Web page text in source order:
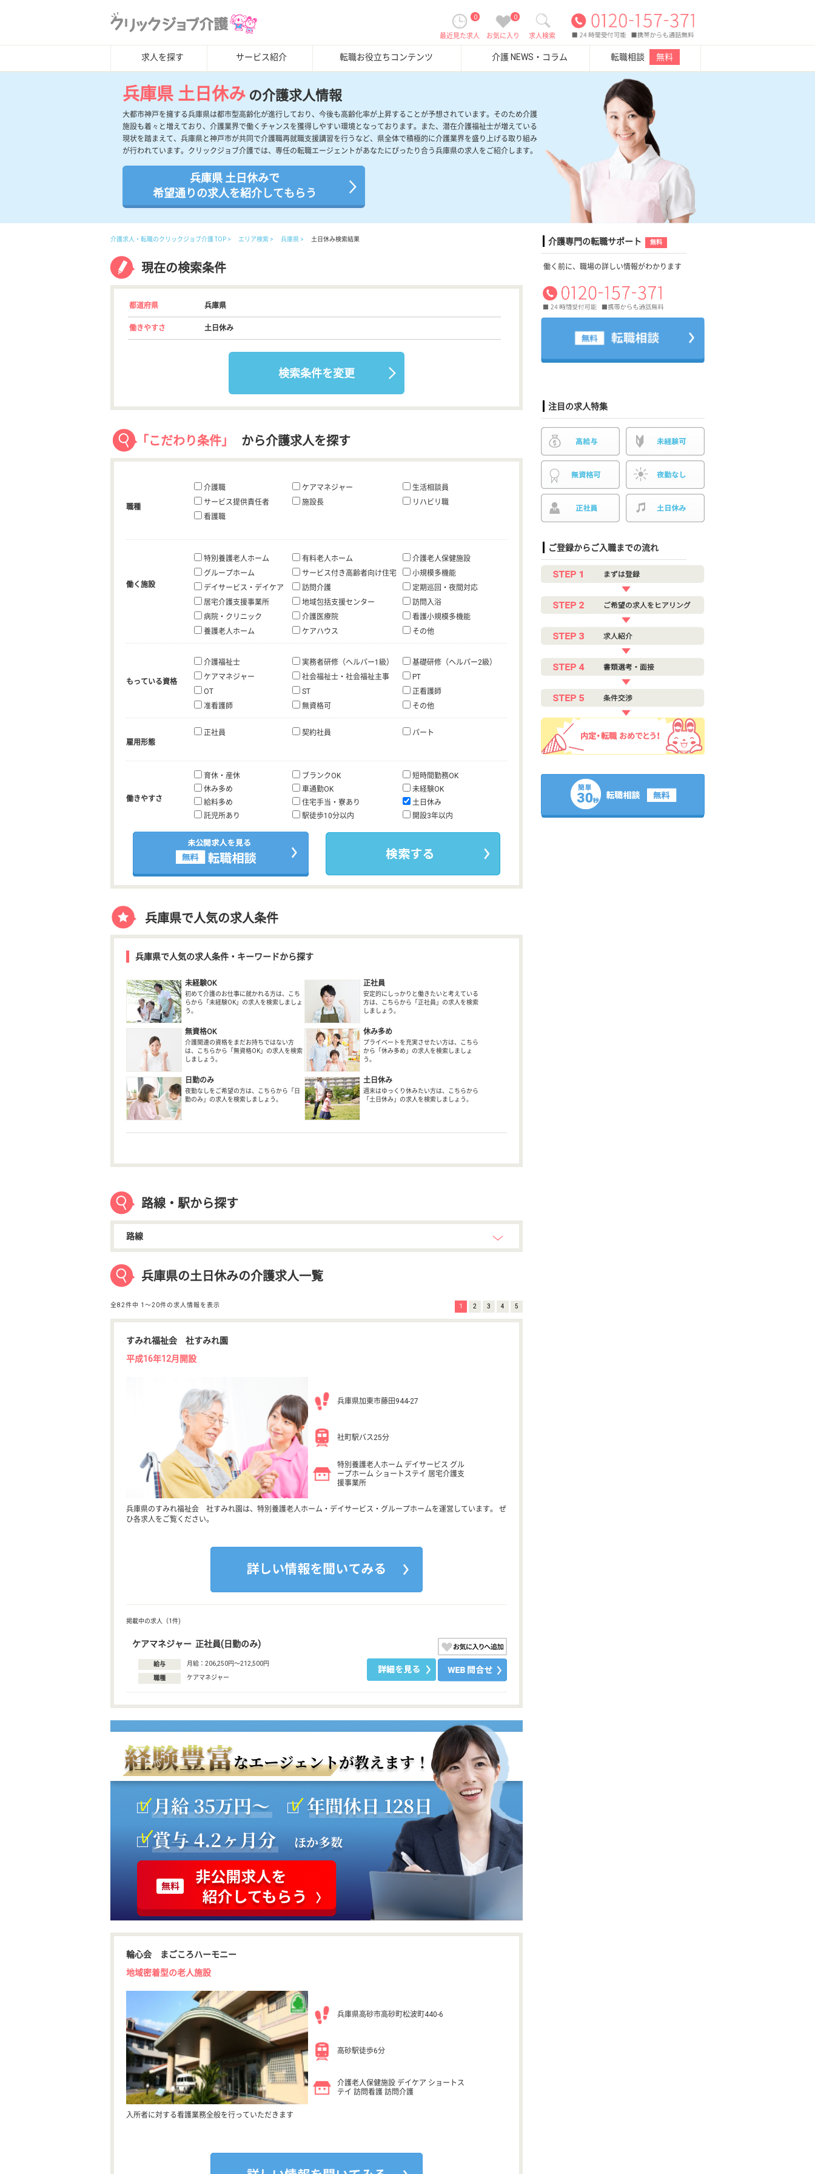
求人検索
0
お気に入り
0
最近見た求人
求人を探す サービス紹介 転職お役立ちコンテンツ 介護 NEWS・コラム 転職相談 無料
兵庫県 土日休み の介護求人情報
大都市神戸を擁する兵庫県は都市型高齢化が進行しており、今後も高齢化率が上昇することが予想されています。そのため介護
施設も着々と増えており、介護業界で働くチャンスを獲得しやすい環境となっております。また、潜在介護福祉士が増えている
現状を踏まえて、兵庫県と神戸市が共同で介護職再就職支援講習を行うなど、県全体で積極的に介護業界を盛り上げる取り組み
が行われています。クリックジョブ介護では、専任の転職エージェントがあなたにぴったり合う兵庫県の求人をご紹介します。
兵庫県 土日休みで
希望通りの求人を紹介してもらう
介護求人・転職のクリックジョブ介護 TOP エリア検索 兵庫県 土日休み検索結果
現在の検索条件
都道府県 兵庫県
働きやすさ 土日休み
検索条件を変更
「こだわり条件」 から介護求人を探す
職種
介護職 ケアマネジャー
生活相談員
サービス提供責任者
施設長
リハビリ職
看護職
働く施設
特別養護老人ホーム 有料老人ホーム
介護老人保健施設
グループホーム
サービス付き高齢者向け住宅
小規模多機能
デイサービス・デイケア
訪問介護
定期巡回・夜間対応
居宅介護支援事業所
地域包括支援センター
訪問入浴
病院・クリニック
介護医療院
看護小規模多機能
養護老人ホーム
ケアハウス その他
もっている資格
介護福祉士 実務者研修（ヘルパー1級）
基礎研修（ヘルパー2級）
ケアマネジャー
社会福祉士・社会福祉主事
PT
OT
ST
正看護師
准看護師
無資格可 その他
雇用形態
正社員 契約社員 パート
働きやすさ
育休・産休 ブランクOK
短時間勤務OK
休み多め
車通勤OK
未経験OK
給料多め
住宅手当・寮あり
土日休み
託児所あり
駅徒歩10分以内 開設3年以内
兵庫県で人気の求人条件
兵庫県で人気の求人条件・キーワードから探す
未経験OK
初めて介護のお仕事に就かれる方は、こち
らから「未経験OK」の求人を検索しましょ
う。
正社員
安定的にしっかりと働きたいと考えている
方は、こちらから「正社員」の求人を検索
しましょう。
無資格OK
介護関連の資格をまだお持ちではない方
は、こちらから「無資格OK」の求人を検索
しましょう。
休み多め
プライベートを充実させたい方は、こちら
から「休み多め」の求人を検索しましょ
う。
日勤のみ
夜勤なしをご希望の方は、こちらから「日
勤のみ」の求人を検索しましょう。
土日休み
週末はゆっくり休みたい方は、こちらから
「土日休み」の求人を検索しましょう。
路線・駅から探す
路線
兵庫県の土日休みの介護求人一覧
全82件中 1〜20件の求人情報を表示 1 2 3 4 5
すみれ福祉会 社すみれ園
平成16年12月開設
兵庫県加東市藤田944-27
社町駅バス25分
特別養護老人ホーム デイサービス グル
ープホーム ショートステイ 居宅介護支
援事業所
兵庫県のすみれ福祉会 社すみれ園は、特別養護老人ホーム・デイサービス・グループホームを運営しています。 ぜ
ひ各求人をご覧ください。
掲載中の求人（1件)
ケアマネジャー 正社員(日勤のみ)
給与 月給：206,250円〜212,500円
職種 ケアマネジャー
輪心会 まごころハーモニー
地域密着型の老人施設
兵庫県高砂市高砂町松波町440-6
高砂駅徒歩6分
介護老人保健施設 デイケア ショートス
テイ 訪問看護 訪問介護
入所者に対する看護業務全般を行っていただきます
介護専門の転職サポート 無料
働く前に、職場の詳しい情報がわかります
注目の求人特集
ご登録からご入職までの流れ